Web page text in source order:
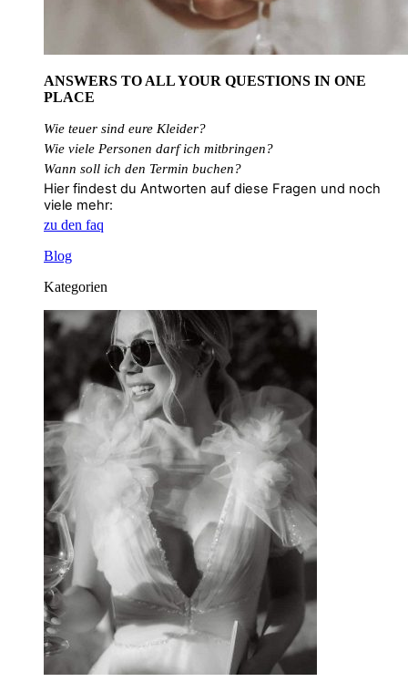
ANSWERS TO ALLYOUR QUESTIONS IN ONE
PLACE
Wie teuer sind eure Kleider?
Wie viele Personen darf ich mitbringen?
Wann soll ich den Termin buchen?
Hier findest du Antworten auf diese Fragen und noch
viele mehr:
zu den faq
Blog
Kategorien